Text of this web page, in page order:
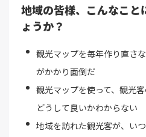
地域の皆様、こんなこと
ょうか？
観光マップを毎年作り直さ
がかかり面倒だ
観光マップを使って、観光
どうして良いかわからない
地域を訪れた観光客が、い